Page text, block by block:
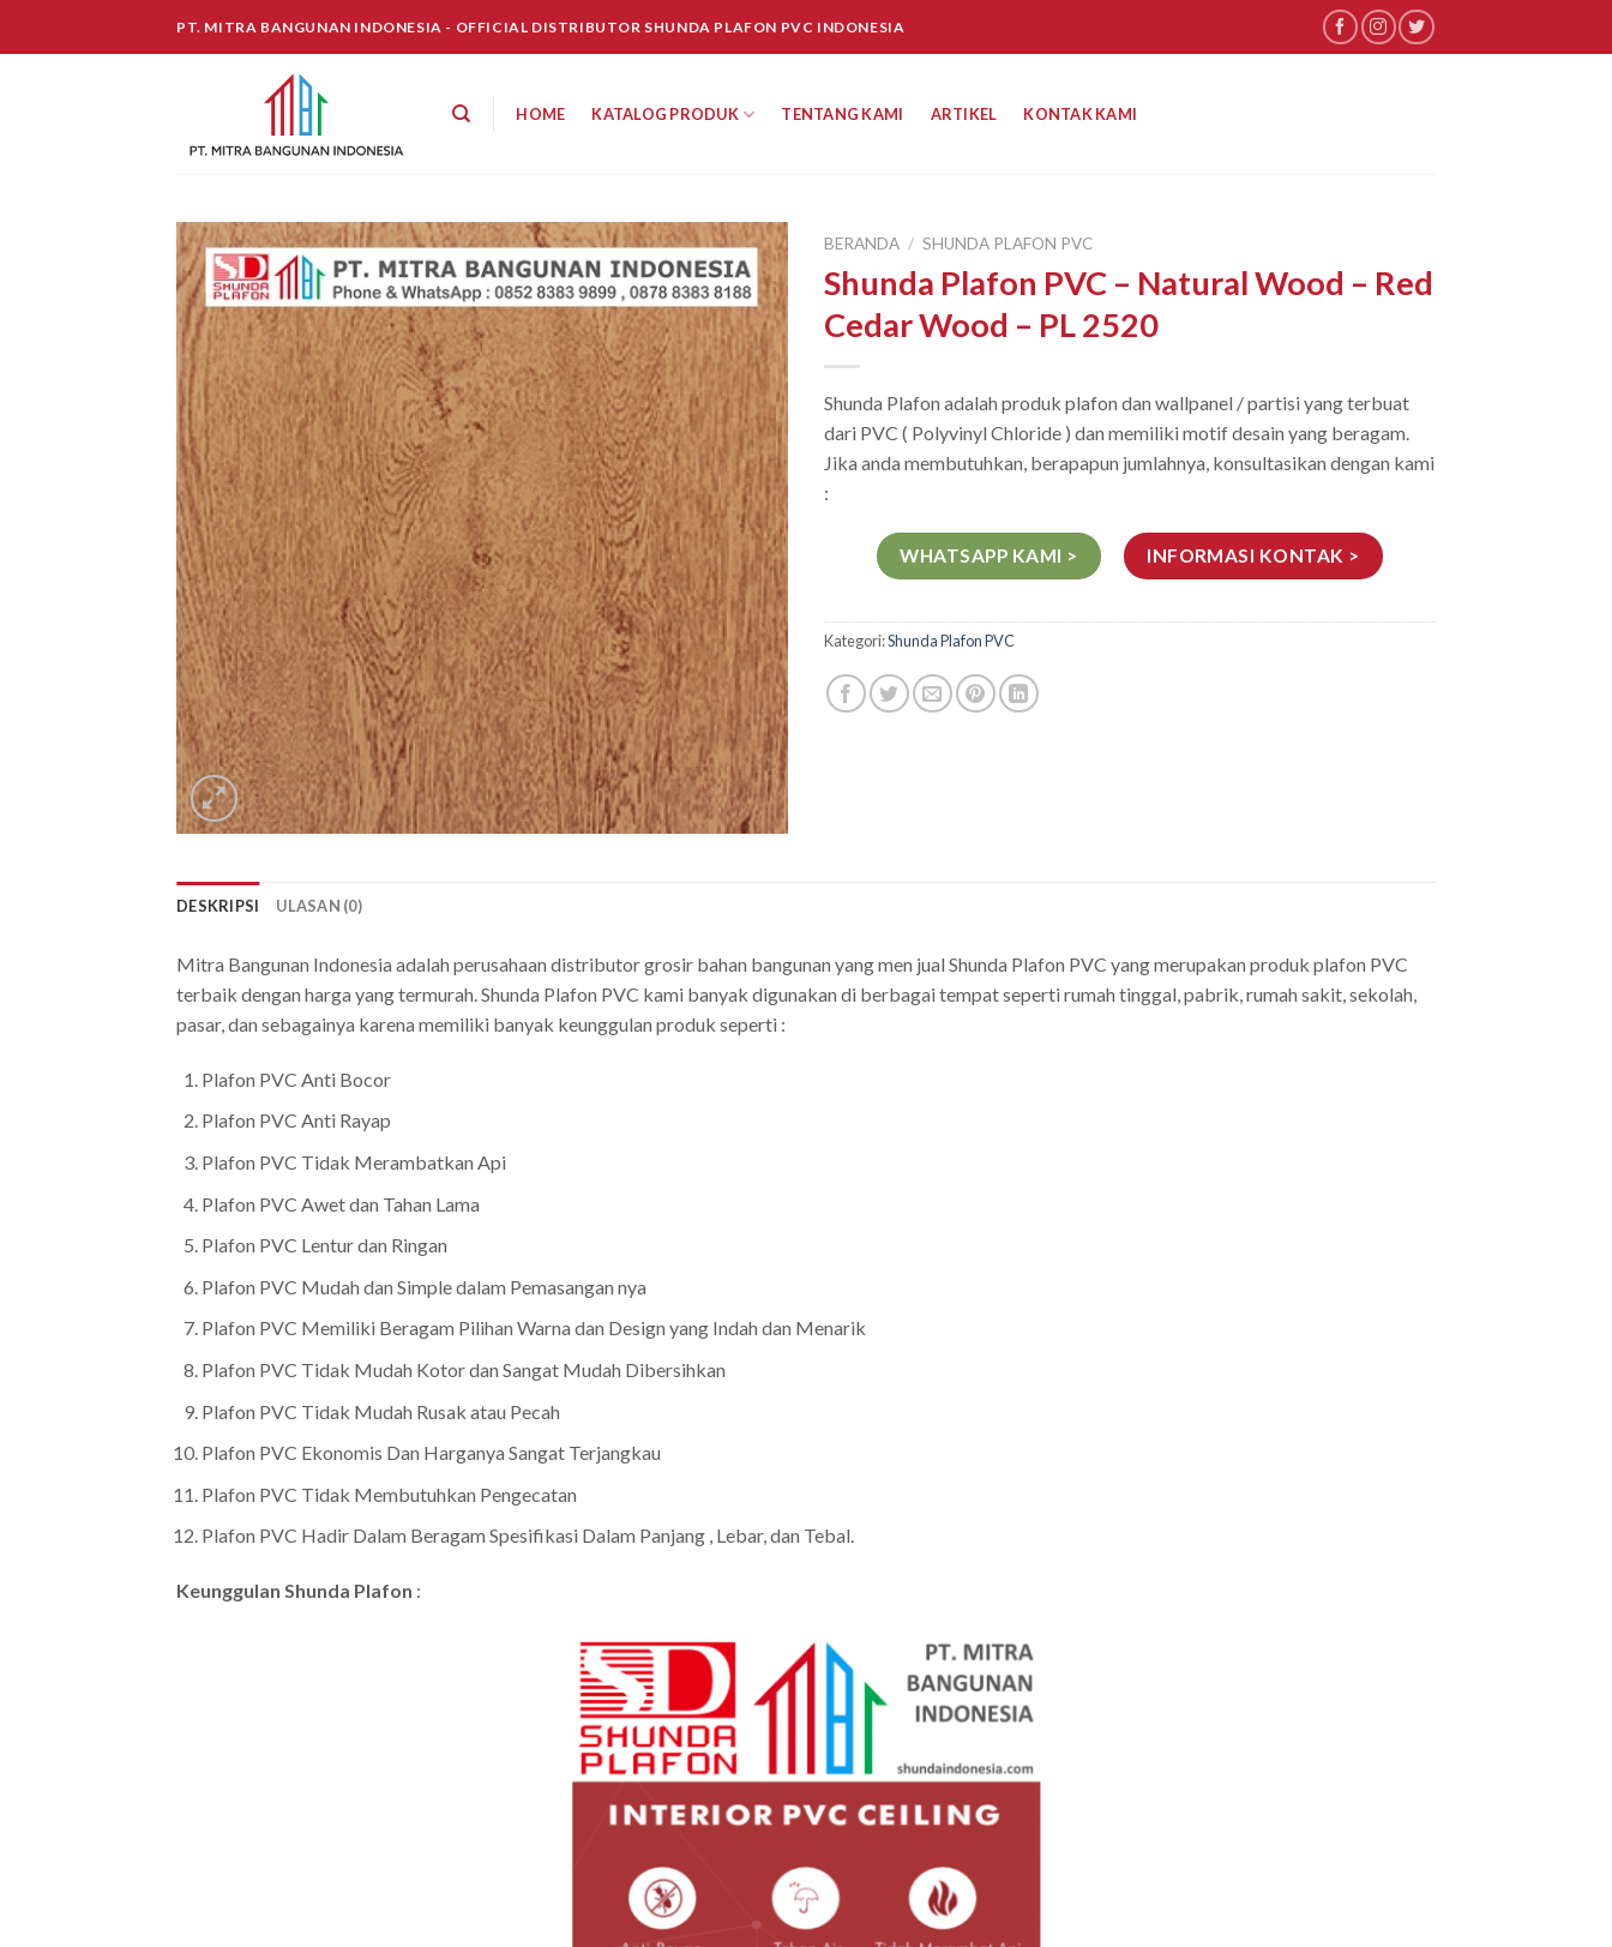
PT. MITRA BANGUNAN INDONESIA - OFFICIAL DISTRIBUTOR SHUNDA PLAFON PVC INDONESIA
HOME KATALOG PRODUK TENTANG KAMI ARTIKEL KONTAK KAMI
BERANDA / SHUNDA PLAFON PVC
Shunda Plafon PVC – Natural Wood – Red
Cedar Wood – PL 2520
Shunda Plafon adalah produk plafon dan wallpanel / partisi yang terbuat
dari PVC ( Polyvinyl Chloride ) dan memiliki motif desain yang beragam.
Jika anda membutuhkan, berapapun jumlahnya, konsultasikan dengan kami
:
WHATSAPP KAMI > INFORMASI KONTAK >
Kategori:Shunda Plafon PVC
DESKRIPSI ULASAN (0)
Mitra Bangunan Indonesia adalah perusahaan distributor grosir bahan bangunan yang men jual Shunda Plafon PVC yang merupakan produk plafon PVC
terbaik dengan harga yang termurah. Shunda Plafon PVC kami banyak digunakan di berbagai tempat seperti rumah tinggal, pabrik, rumah sakit, sekolah,
pasar, dan sebagainya karena memiliki banyak keunggulan produk seperti :
Plafon PVC Anti Bocor
Plafon PVC Anti Rayap
Plafon PVC Tidak Merambatkan Api
Plafon PVC Awet dan Tahan Lama
Plafon PVC Lentur dan Ringan
Plafon PVC Mudah dan Simple dalam Pemasangan nya
Plafon PVC Memiliki Beragam Pilihan Warna dan Design yang Indah dan Menarik
Plafon PVC Tidak Mudah Kotor dan Sangat Mudah Dibersihkan
Plafon PVC Tidak Mudah Rusak atau Pecah
Plafon PVC Ekonomis Dan Harganya Sangat Terjangkau
Plafon PVC Tidak Membutuhkan Pengecatan
Plafon PVC Hadir Dalam Beragam Spesifikasi Dalam Panjang , Lebar, dan Tebal.
Keunggulan Shunda Plafon :